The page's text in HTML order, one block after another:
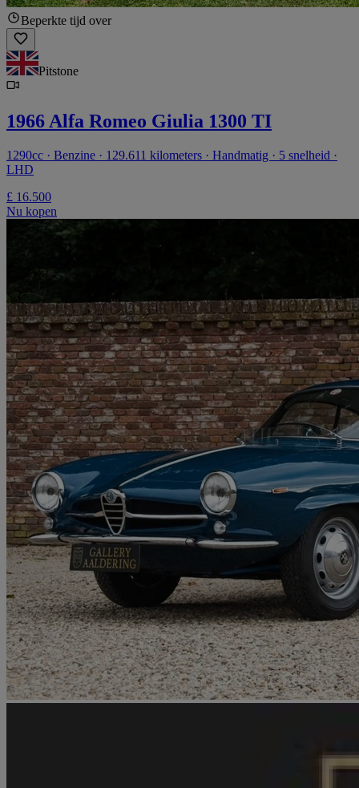
Beperkte tijd over
Pitstone
1966 Alfa Romeo Giulia 1300 TI
1290cc · Benzine · 129.611 kilometers · Handmatig · 5 snelheid ·
LHD
£ 16.500
Nu kopen